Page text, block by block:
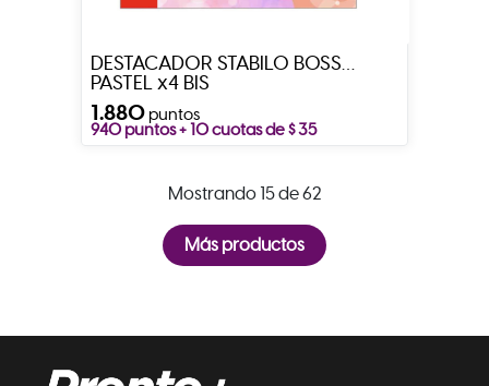
DESTACADOR STABILO BOSS
PASTEL x4 BIS
1.880puntos
940 puntos + 10 cuotas de $ 35
Mostrando 15 de 62